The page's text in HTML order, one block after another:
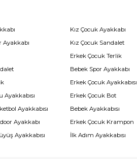
Ayakkabı
Ayakkabısı
Ayakkabısı
Ayakkabı
Ayakkabısı
Kız Çocuk Ayakkabı
Kız Çocuk Sandalet
Erkek Çocuk Terlik
Bebek Spor Ayakkabı
Erkek Çocuk Ayakkabısı
Erkek Çocuk Bot
Bebek Ayakkabısı
Erkek Çocuk Krampon
İlk Adım Ayakkabısı